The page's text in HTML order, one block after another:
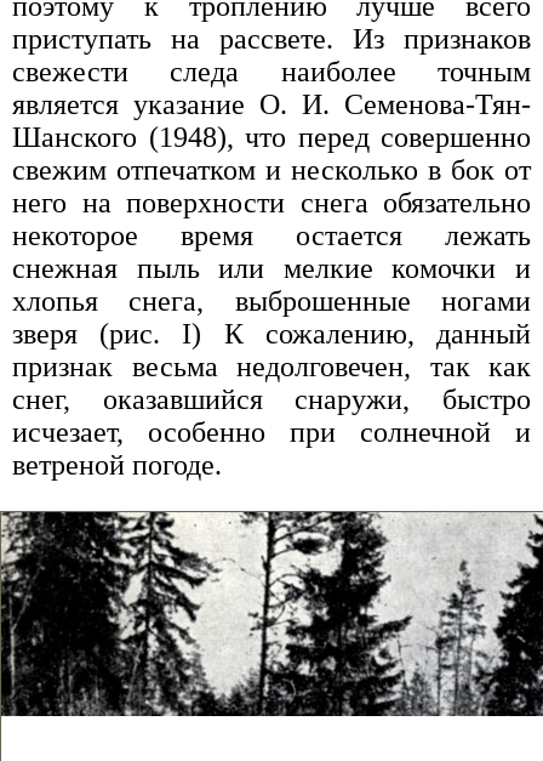
поэтому к троплению лучше всего
приступать на рассвете. Из признаков
свежести следа наиболее точным
является указание О. И. Семенова-Тян-
Шанского (1948), что перед совершенно
свежим отпечатком и несколько в бок от
него на поверхности снега обязательно
некоторое время остается лежать
снежная пыль или мелкие комочки и
хлопья снега, выброшенные ногами
зверя (рис. I) К сожалению, данный
признак весьма недолговечен, так как
снег, оказавшийся снаружи, быстро
исчезает, особенно при солнечной и
ветреной погоде.